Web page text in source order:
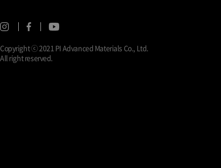
Copyright ⓒ 2021 PI Advanced Materials Co., Ltd.
All right reserved.